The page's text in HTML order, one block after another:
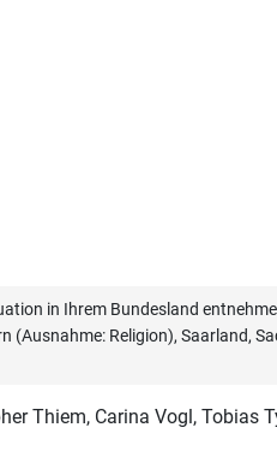
in Ihrem Bundesland
(Ausnahme: Religion), Saarland,
Thiem, Carina Vogl, Tobias